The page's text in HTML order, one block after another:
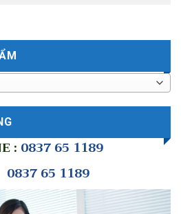
: 0837 65 1189
0837 65 1189